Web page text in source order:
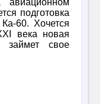
подготовка
60. Хочется
века новая
свое